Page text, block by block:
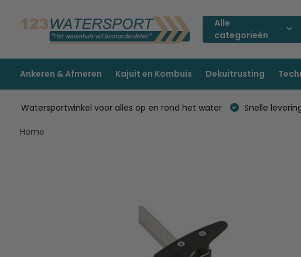
Alle
categorieën
Ankeren & Afmeren Kajuit en Kombuis Dekuitrusting
Watersportwinkel voor alles op en rond het water Snelle
Home